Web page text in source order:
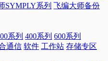
SYMPLY系列 飞编大师备份
系列 400系列 600系列
通信 软件 工作站 存储专区